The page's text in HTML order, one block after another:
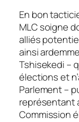
En bon
MLC soigne
alliés
ainsi
Tshisekedi –
élections et
Parlement –
représentant
Commission